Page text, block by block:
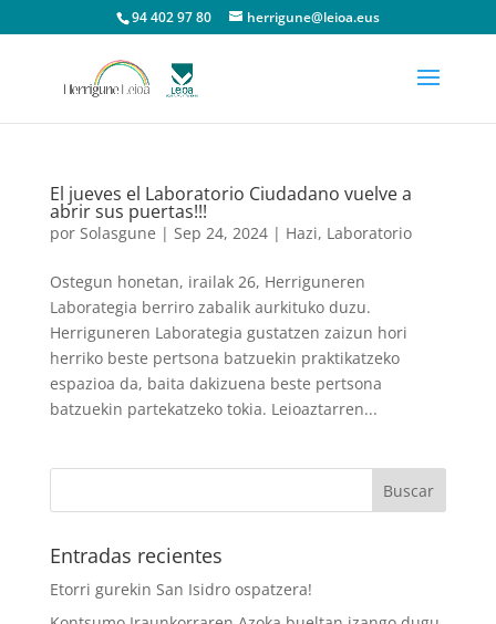
94 402 97 80 herrigune@leioa.eus
El jueves el Laboratorio Ciudadano vuelve a
abrir sus puertas!!!
por Solasgune | Sep 24, 2024| Hazi, Laboratorio
Ostegun honetan, irailak 26, Herriguneren
Laborategia berriro zabalik aurkituko duzu.
Herriguneren Laborategia gustatzen zaizun hori
herriko beste pertsona batzuekin praktikatzeko
espazioa da, baita dakizuena beste pertsona
batzuekin partekatzeko tokia. Leioaztarren...
Entradas recientes
Etorri gurekin San Isidro ospatzera!